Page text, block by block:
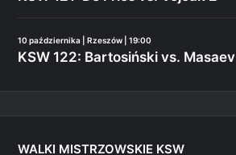
10 października | Rzeszów | 19:00
KSW 122: Bartosiński vs. Masaev
WALKI MISTRZOWSKIE KSW